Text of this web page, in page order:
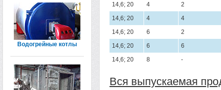
14,6; 20
4
2
14,6; 20
4
4
14,6; 20
6
2
14,6; 20
6
6
14,6; 20
8 -
Вся выпускаемая
Водогрейные котлы